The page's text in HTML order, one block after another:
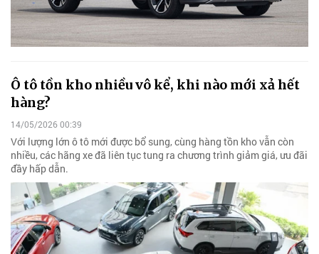
Ô tô tồn kho nhiều vô kể, khi nào mới xả hết
hàng?
14/05/2026 00:39
Với lượng lớn ô tô mới được bổ sung, cùng hàng tồn kho vẫn còn
nhiều, các hãng xe đã liên tục tung ra chương trình giảm giá, ưu đãi
đầy hấp dẫn.